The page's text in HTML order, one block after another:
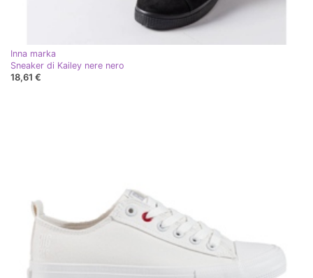
Inna marka
Sneaker di Kailey nere nero
18,61 €